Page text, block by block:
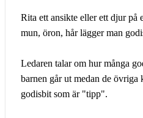
Rita ett ansikte eller ett djur på
mun, öron, hår lägger man
Ledaren talar om hur många
barnen går ut medan de
godisbit som är "tipp".